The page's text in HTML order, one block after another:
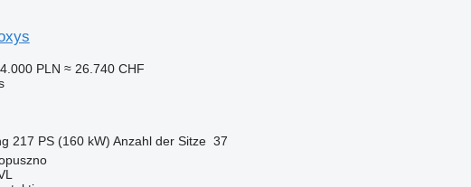
PLN ≈ 26.740 CHF
217 PS (160 kW) Anzahl der Sitze 37